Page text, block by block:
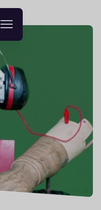
Wissel
menu